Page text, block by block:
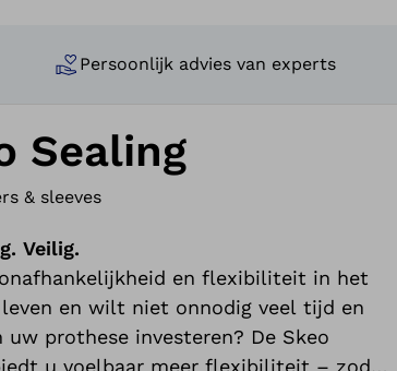
Persoonlijk advies van experts
Sealing
& sleeves
Veilig.
en flexibiliteit in het
en wilt niet onnodig veel tijd en
uw prothese investeren? De Skeo
u voelbaar meer flexibiliteit – zodat